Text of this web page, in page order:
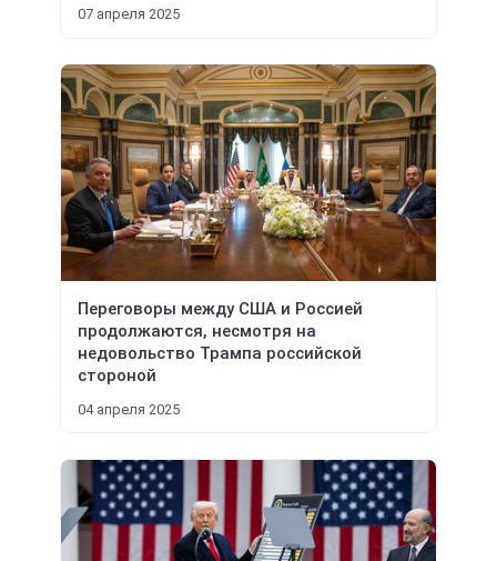
07 апреля 2025
Переговоры между США и Россией
продолжаются, несмотря на
недовольство Трампа российской
стороной
04 апреля 2025